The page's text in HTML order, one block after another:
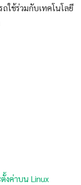
ถใช้ร่วมกับเทคโนโลยี
งค่าบน Linux